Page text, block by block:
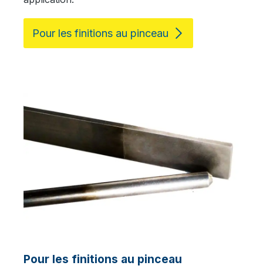
Pour les finitions au pinceau
Pour les finitions au pinceau